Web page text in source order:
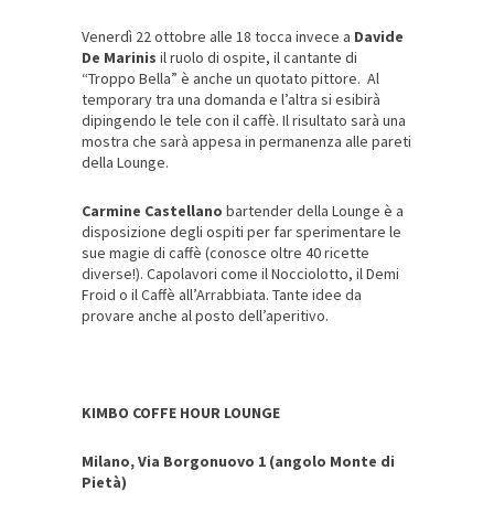
Venerdì 22 ottobre alle 18 tocca invece a Davide
De Marinis il ruolo di ospite, il cantante di
“Troppo Bella” è anche un quotato pittore. Al
temporary tra una domanda e l’altra si esibirà
dipingendo le tele con il caffè. Il risultato sarà una
mostra che sarà appesa in permanenza alle pareti
della Lounge.
Carmine Castellano bartender della Lounge è a
disposizione degli ospiti per far sperimentare le
sue magie di caffè (conosce oltre 40 ricette
diverse!). Capolavori come il Nocciolotto, il Demi
Froid o il Caffè all’Arrabbiata. Tante idee da
provare anche al posto dell’aperitivo.
KIMBO COFFE HOUR LOUNGE
Milano, Via Borgonuovo 1 (angolo Monte di
Pietà)